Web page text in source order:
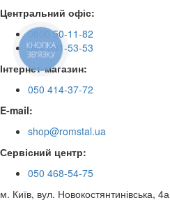
Центральний офіс:
0800 50-11-82
044 501-53-53
Інтернет-магазин:
050 414-37-72
E-mail:
shop@romstal.ua
Сервісний центр:
050 468-54-75
м. Київ, вул. Новокостянтинівська, 4а
КНОПКА
ЗВ'ЯЗКУ